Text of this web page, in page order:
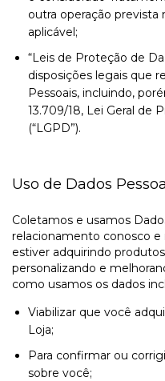
outra operação prevista
aplicável;
“Leis de Proteção de
disposições legais que
Pessoais, incluindo,
13.709/18, Lei Geral de
(“LGPD”).
Uso de Dados
Coletamos e usamos
relacionamento conosco
estiver adquirindo
personalizando e
como usamos os dados
Viabilizar que você
Loja;
Para confirmar ou
sobre você;